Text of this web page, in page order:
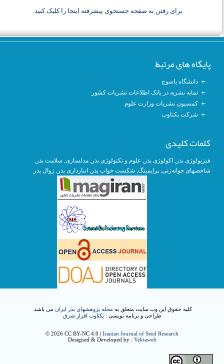
برای رفتن به صفحه جستجوی پیشرفته اینجا را کلیک کنید.
پایگاه های مرتبط
دانشگاه یاسوج
نمایه نشریه در بانک اطلاعات نشریات کشور
کمسیون نشریات وزارت علوم
شرکت یکتاوب
کلمات کلیدی
فیزیولوژی بذر,اکولوژی بذر,علوم و تکنولوژی بذر,مدلسازی, سلامت بذر,
شاخصهای جوانه‌زنی ,پرایمینگ, شکست خواب بذر,انبارداری بذر,زوال بذر
کلیه حقوق این وب سایت متعلق به مجله پژوهشهای بذر ایرانمی باشد.
طراحی و برنامه نویسی :یکتاوب افزار شرق
© 2026 CC BY-NC 4.0 |Iranian Journal of Seed Research
Designed & Developed by :Yektaweb